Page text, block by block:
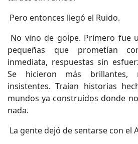
Pero entonces llegó el Ruido.
No vino de golpe. Primero fue
pequeñas que prometían
inmediata, respuestas sin
Se hicieron más brillantes,
insistentes. Traían historias
mundos ya construidos donde
nada.
La gente dejó de sentarse con el